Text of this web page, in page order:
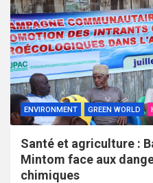
ENVIRONMENT GREEN WORLD
Santé et agriculture :
Mintom face aux
chimiques